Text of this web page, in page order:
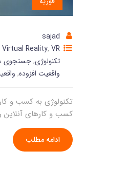
sajad
Virtual Reality, VR
تکنولوژی,جستجوی
واقعیت افزوده,
تکنولوژی به کسب و
کسب و کارهای
ادامه مطلب